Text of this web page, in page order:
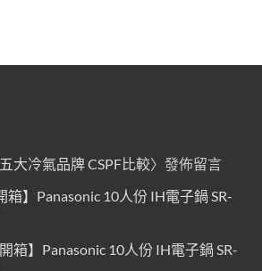
五大冷氣品牌 CSPF比較〉發佈留言
箱】Panasonic 10人份 IH電子鍋 SR-
開箱】Panasonic 10人份 IH電子鍋 SR-